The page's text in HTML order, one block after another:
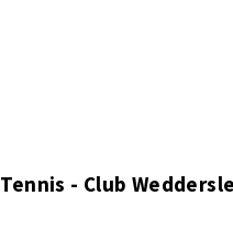
Tennis - Club